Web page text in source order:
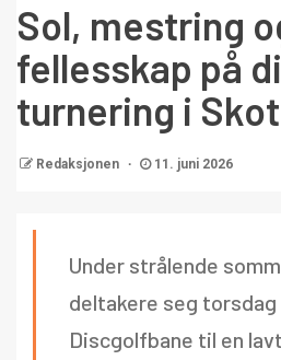
Sol, mestring
fellesskap på
turnering i
Redaksjonen 11. juni 2026
Under strålende
deltakere seg
Discgolfbane til en